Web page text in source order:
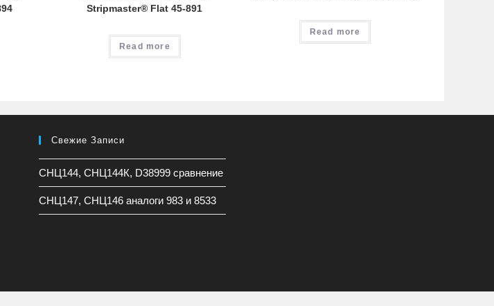
Stripmaster® Flat 45-891
Read more
Read more
Свежие Записи
СНЦ144, СНЦ144К, D38999 сравнение
СНЦ147, СНЦ146 аналоги 983 и 8533